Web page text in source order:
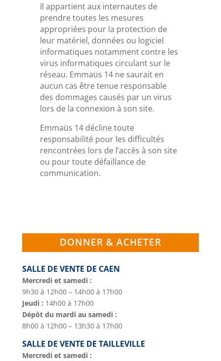
Il appartient aux internautes de
prendre toutes les mesures
appropriées pour la protection de
leur matériel, données ou logiciel
informatiques notamment contre les
virus informatiques circulant sur le
réseau. Emmaüs 14 ne saurait en
aucun cas être tenue responsable
des dommages causés par un virus
lors de la connexion à son site.
Emmaüs 14 décline toute
responsabilité pour les difficultés
rencontrées lors de l’accès à son site
ou pour toute défaillance de
communication.
DONNER & ACHETER
SALLE DE VENTE DE CAEN
Mercredi et samedi :
9h30 à 12h00 – 14h00 à 17h00
Jeudi : 14h00 à 17h00
Dépôt du mardi au samedi :
8h00 à 12h00 – 13h30 à 17h00
SALLE DE VENTE DE TAILLEVILLE
Mercredi et samedi :